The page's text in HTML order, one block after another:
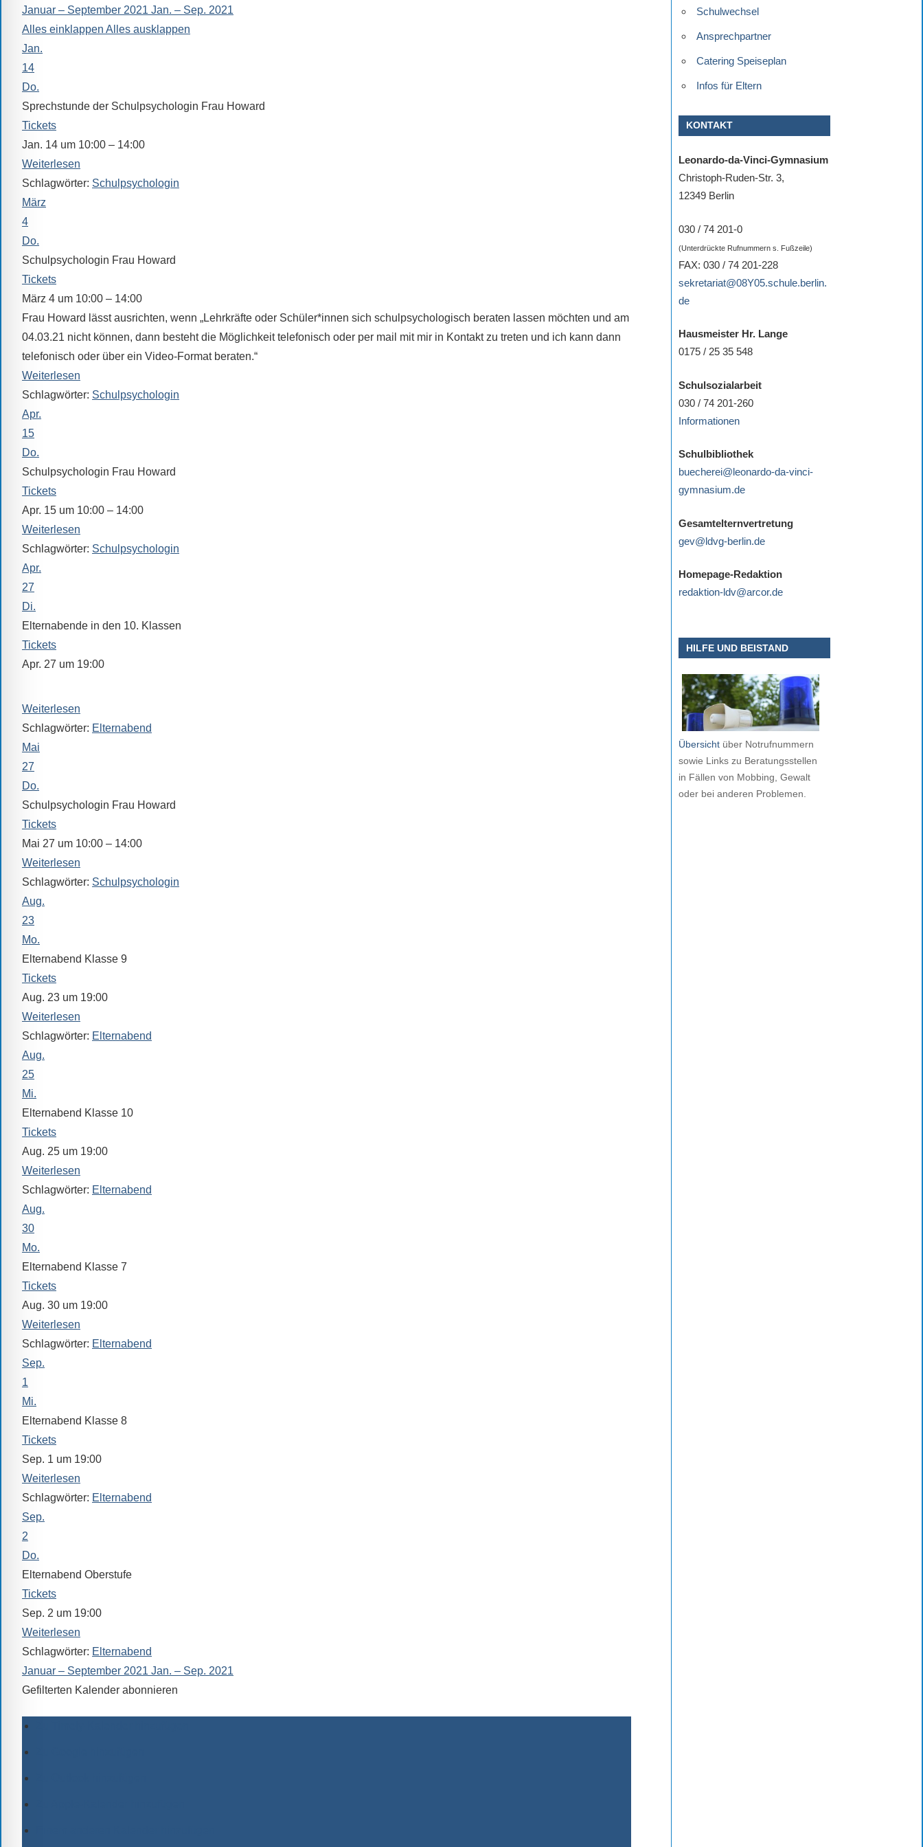
alle
Fragen
Antworten
zu
bieten.
Daneben
gibt
es
den
Aktivitäten
an
unserer
Schule.
Ob
Sprach-,
Mathematik-
oder
Sportwettkampf,
Musik-
Exkursion
oder
Reise
–
unsere
Schülerinnen
und
Schüler
sind
dabei!
Sollten
Sie
nicht
finden,
stehen
am
Ende
jeder
Seite
der
Suche
zur
Verfügung.
Januar – September 2021 Jan. – Sep. 2021
Alles einklappen Alles ausklappen
Jan.
14
Do.
Sprechstunde der Schulpsychologin Frau Howard
Tickets
Jan. 14 um 10:00 – 14:00
Weiterlesen
Schlagwörter: Schulpsychologin
März
4
Do.
Schulpsychologin Frau Howard
Tickets
März 4 um 10:00 – 14:00
Frau Howard lässt ausrichten, wenn „Lehrkräfte oder Schüler*innen sich schulpsychologisch beraten lassen möchten und am
04.03.21 nicht können, dann besteht die Möglichkeit telefonisch oder per mail mit mir in Kontakt zu treten und ich kann dann
telefonisch oder über ein Video-Format beraten.“
Weiterlesen
Schlagwörter: Schulpsychologin
Apr.
15
Do.
Schulpsychologin Frau Howard
Tickets
Apr. 15 um 10:00 – 14:00
Weiterlesen
Schlagwörter: Schulpsychologin
Apr.
27
Di.
Elternabende in den 10. Klassen
Tickets
Apr. 27 um 19:00
Weiterlesen
Schlagwörter: Elternabend
Mai
27
Do.
Schulpsychologin Frau Howard
Tickets
Mai 27 um 10:00 – 14:00
Weiterlesen
Schlagwörter: Schulpsychologin
Aug.
23
Mo.
Elternabend Klasse 9
Tickets
Aug. 23 um 19:00
Weiterlesen
Schlagwörter: Elternabend
Aug.
25
Mi.
Elternabend Klasse 10
Tickets
Aug. 25 um 19:00
Weiterlesen
Schlagwörter: Elternabend
Aug.
30
Mo.
Elternabend Klasse 7
Tickets
Aug. 30 um 19:00
Weiterlesen
Schlagwörter: Elternabend
Sep.
1
Mi.
Elternabend Klasse 8
Tickets
Sep. 1 um 19:00
Weiterlesen
Schlagwörter: Elternabend
Sep.
2
Do.
Elternabend Oberstufe
Tickets
Sep. 2 um 19:00
Weiterlesen
Schlagwörter: Elternabend
Januar – September 2021 Jan. – Sep. 2021
Gefilterten Kalender abonnieren
Schulwechsel
Ansprechpartner
Catering Speiseplan
Infos für Eltern
KONTAKT
Leonardo-da-Vinci-Gymnasium
Christoph-Ruden-Str. 3,
12349 Berlin
030 / 74 201-0
(Unterdrückte Rufnummern s. Fußzeile)
FAX: 030 / 74 201-228
sekretariat@08Y05.schule.berlin.
de
Hausmeister Hr. Lange
0175 / 25 35 548
Schulsozialarbeit
030 / 74 201-260
Informationen
Schulbibliothek
buecherei@leonardo-da-vinci-
gymnasium.de
Gesamtelternvertretung
gev@ldvg-berlin.de
Homepage-Redaktion
redaktion-ldv@arcor.de
HILFE UND BEISTAND
Übersicht über Notrufnummern
sowie Links zu Beratungsstellen
in Fällen von Mobbing, Gewalt
oder bei anderen Problemen.